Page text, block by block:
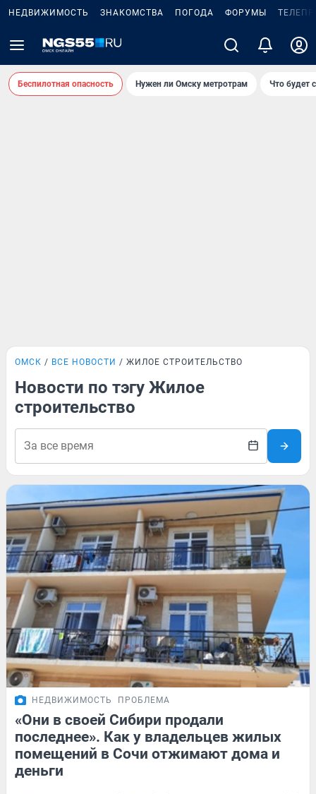
НЕДВИЖИМОСТЬ ЗНАКОМСТВА ПОГОДА ФОРУМЫ
Беспилотная опасность Нужен ли Омску метротрам Что будет
ОМСК ВСЕ НОВОСТИ ЖИЛОЕ СТРОИТЕЛЬСТВО
Новости по тэгу Жилое
строительство
НЕДВИЖИМОСТЬ ПРОБЛЕМА
«Они в своей Сибири продали
последнее». Как у владельцев жилых
помещений в Сочи отжимают дома и
деньги